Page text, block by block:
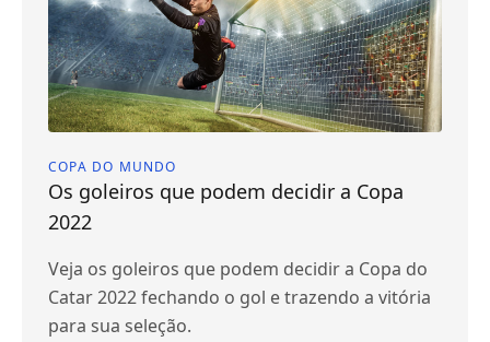
COPA DO MUNDO
Os goleiros que podem decidir a Copa
2022
Veja os goleiros que podem decidir a Copa do
Catar 2022 fechando o gol e trazendo a vitória
para sua seleção.